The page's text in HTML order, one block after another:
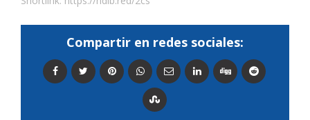
Compartir en redes sociales: